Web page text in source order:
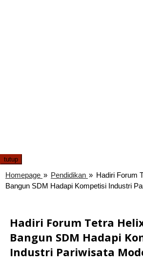
tutup
Homepage » Pendidikan » Hadiri Forum
Bangun SDM Hadapi Kompetisi Industri
Hadiri Forum Tetra
Bangun SDM Hadapi
Industri Pariwisata